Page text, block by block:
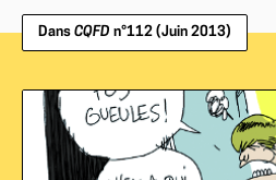
Dans CQFD n°112 (Juin 2013)